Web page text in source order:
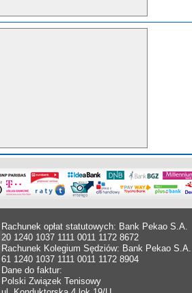
Rachunek opłat statutowych: Bank Pekao S.A.
20 1240 1037 1111 0011 1172 8672
Rachunek Kolegium Sędziów: Bank Pekao S.A.
61 1240 1037 1111 0011 1172 8904
Dane do faktur:
Polski Związek Tenisowy